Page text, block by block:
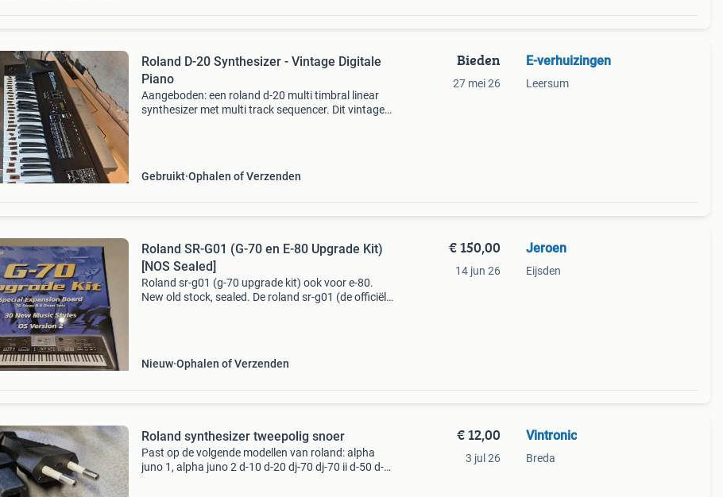
Roland D-20 Synthesizer - Vintage Digitale
Piano
Aangeboden: een roland d-20 multi timbral linear
synthesizer met multi track sequencer. Dit vintage
Gebruikt Ophalen of Verzenden
Bieden
27 mei 26
E-verhuizingen
Leersum
Roland SR-G01 (G-70 en E-80 Upgrade Kit)
[NOS Sealed]
Roland sr-g01 (g-70 upgrade kit) ook voor e-80.
New old stock, sealed. De roland sr-g01 (de officiële
Nieuw Ophalen of Verzenden
€ 150,00
14 jun 26
Jeroen
Eijsden
Roland synthesizer tweepolig snoer
Past op de volgende modellen van roland: alpha
juno 1, alpha juno 2 d-10 d-20 dj-70 dj-70 ii d-50 d-
€ 12,00
3 jul 26
Vintronic
Breda